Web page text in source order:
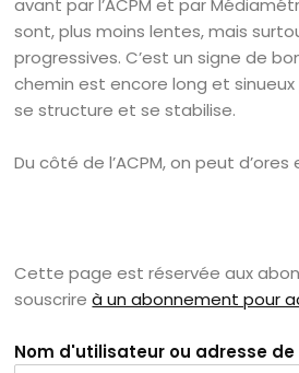
avant par l’ACPM et par
sont, plus moins lentes, mais
progressives. C’est un signe de
chemin est encore long et
se structure et se stabilise.
Du côté de l’ACPM, on peut
Cette page est réservée aux
souscrireà un abonnement pour
Nom d'utilisateur ou adresse